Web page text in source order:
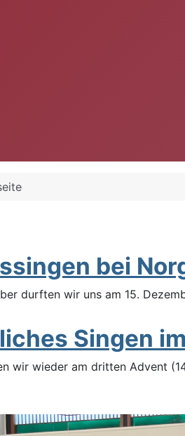
bei
durften wir uns am 15.
Singen
wir wieder am dritten Advent